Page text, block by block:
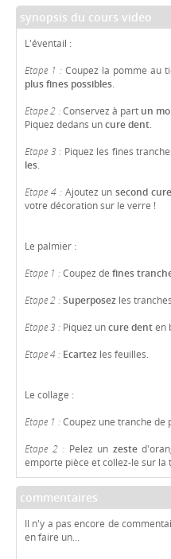
synopsis du cours video
L'éventail :
Etape 1 : Coupez la pomme au
plus fines possibles.
Etape 2 :Conservez à part un
Piquez dedans uncure dent.
Etape 3 : Piquez les fines
les.
Etape 4 :Ajoutez unsecond
votre décoration sur le verre !
Le palmier :
Etape 1 :Coupez de fines
Etape 2 :Superposez les
Etape 3 : Piquez uncure denten
Etape 4 : Ecartez les feuilles.
Le collage :
Etape 1 :Coupez une tranche de
Etape 2 : Pelez un zeste
emporte pièce et collez-le sur la
commentaires
Il n'y a pas encore de
en faire un...